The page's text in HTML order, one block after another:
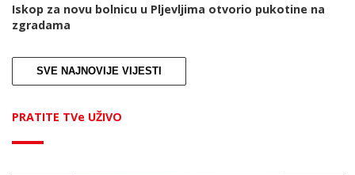
Iskop za novu bolnicu u Pljevljima otvorio pukotine na
zgradama
SVE NAJNOVIJE VIJESTI
PRATITE TVe UŽIVO